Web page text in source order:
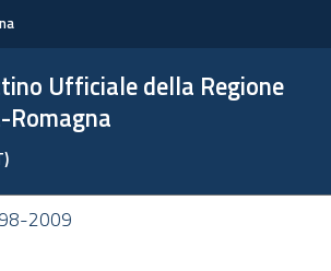
Ufficiale della Regione
Romagna
2009